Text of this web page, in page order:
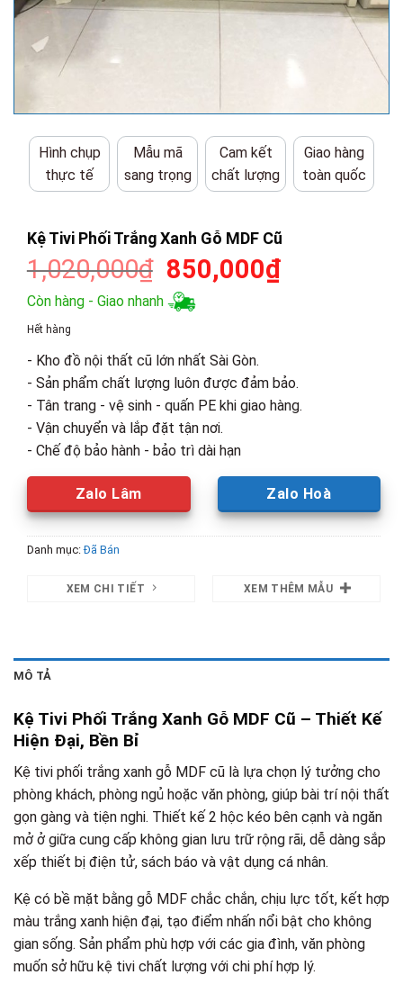
Hình chụp
thực tế
Mẫu mã
sang trọng
Cam kết
chất lượng
Giao hàng
toàn quốc
Kệ Tivi Phối Trắng Xanh Gỗ MDF Cũ
1,020,000₫ Giá
gốc
là:
850,000₫Giá
850,000₫.
Còn hàng - Giao nhanh
Hết hàng
- Kho đồ nội thất cũ lớn nhất Sài Gòn.
- Sản phẩm chất lượng luôn được đảm bảo.
- Tân trang - vệ sinh - quấn PE khi giao hàng.
- Vận chuyển và lắp đặt tận nơi.
- Chế độ bảo hành - bảo trì dài hạn
Zalo Lâm Zalo Hoà
Danh mục:Đã Bán
XEM CHI TIẾT XEM THÊM MẪU
MÔ TẢ
Kệ Tivi Phối Trắng Xanh Gỗ MDF Cũ – Thiết Kế
Hiện Đại, Bền Bỉ
Kệ tivi phối trắng xanh gỗ MDF cũ là lựa chọn lý tưởng cho
phòng khách, phòng ngủ hoặc văn phòng, giúp bài trí nội thất
gọn gàng và tiện nghi. Thiết kế 2 hộc kéo bên cạnh và ngăn
mở ở giữa cung cấp không gian lưu trữ rộng rãi, dễ dàng sắp
xếp thiết bị điện tử, sách báo và vật dụng cá nhân.
Kệ có bề mặt bằng gỗ MDF chắc chắn, chịu lực tốt, kết hợp
màu trắng xanh hiện đại, tạo điểm nhấn nổi bật cho không
gian sống. Sản phẩm phù hợp với các gia đình, văn phòng
muốn sở hữu kệ tivi chất lượng với chi phí hợp lý.